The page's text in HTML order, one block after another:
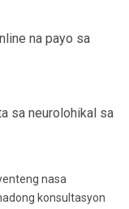
na payo sa
sa neurolohikal sa
nasa
konsultasyon